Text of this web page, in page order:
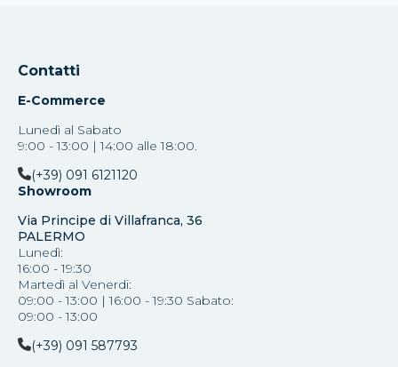
Contatti
E-Commerce
Lunedì al Sabato
9:00 - 13:00 | 14:00 alle 18:00.
(+39) 091 6121120
Showroom
Via Principe di Villafranca, 36
PALERMO
Lunedì:
16:00 - 19:30
Martedì al Venerdi:
09:00 - 13:00 | 16:00 - 19:30 Sabato:
09:00 - 13:00
(+39) 091 587793